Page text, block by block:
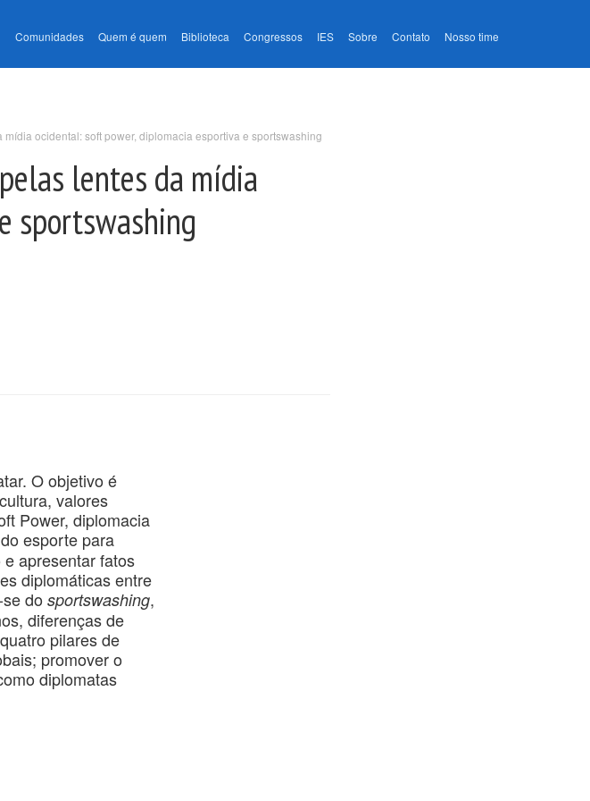
Comunidades Quem é quem Biblioteca Congressos IES Sobre Contato Nosso time
ocidental: soft power, diplomacia esportiva e sportswashing
lentes da mídia
sportswashing
O objetivo é
valores
Power, diplomacia
esporte para
apresentar fatos
diplomáticas entre
do sportswashing,
diferenças de
pilares de
promover o
diplomatas